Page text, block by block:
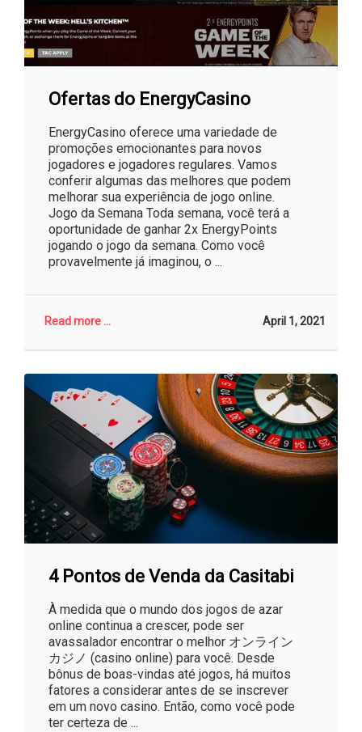
Ofertas do EnergyCasino
EnergyCasino oferece uma variedade de
promoções emocionantes para novos
jogadores e jogadores regulares. Vamos
conferir algumas das melhores que podem
melhorar sua experiência de jogo online.
Jogo da Semana Toda semana, você terá a
oportunidade de ganhar 2x EnergyPoints
jogando o jogo da semana. Como você
provavelmente já imaginou, o ...
Read more ... April 1, 2021
4 Pontos de Venda da Casitabi
À medida que o mundo dos jogos de azar
online continua a crescer, pode ser
avassalador encontrar o melhor オンライン
カジノ (casino online) para você. Desde
bônus de boas-vindas até jogos, há muitos
fatores a considerar antes de se inscrever
em um novo casino. Então, como você pode
ter certeza de ...